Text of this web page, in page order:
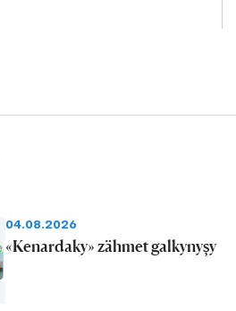
04.08.2026
«Kenardaky» zähmet galkynyşy